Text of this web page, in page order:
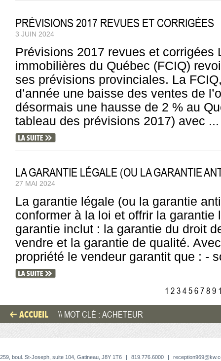
PRÉVISIONS 2017 REVUES ET CORRIGÉES
3 JUIN 2024
Prévisions 2017 revues et corrigées
immobilières du Québec (FCIQ)
ses prévisions provinciales. La
d’année une baisse des ventes de
désormais une hausse de 2 % au
tableau des prévisions 2017) avec ...
LA GARANTIE LÉGALE (OU LA GARANTIE
27 MAI 2024
La garantie légale (ou la garantie
conformer à la loi et offrir la garantie
garantie inclut : la garantie du droit
vendre et la garantie de qualité.
propriété le vendeur garantit que : -
1 23456789
ACCUEIL \\ MOT CLÉ : ACHETEUR
259, boul. St-Joseph, suite 104, Gatineau, J8Y 1T6 | 819.776.6000 |